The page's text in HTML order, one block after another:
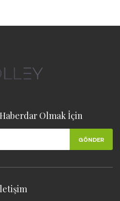
Olmak İçin
GÖNDER